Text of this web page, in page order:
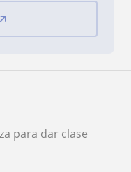
para dar clase